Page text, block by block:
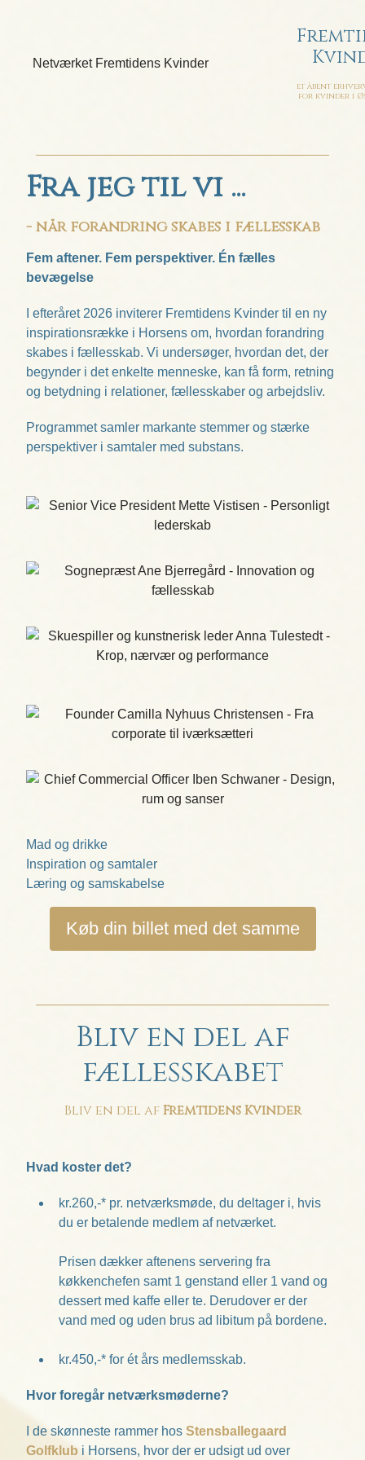
et åbent
for kvinder i
Fra jeg til vi ...
- når forandring skabes i fællesskab
Fem aftener. Fem perspektiver. Én fælles
bevægelse
I efteråret 2026 inviterer Fremtidens Kvinder til en ny
inspirationsrække i Horsens om, hvordan forandring
skabes i fællesskab. Vi undersøger, hvordan det, der
begynder i det enkelte menneske, kan få form, retning
og betydning i relationer, fællesskaber og arbejdsliv.
Programmet samler markante stemmer og stærke
perspektiver i samtaler med substans.
Mad og drikke
Inspiration og samtaler
Læring og samskabelse
Køb din billet med det samme
Bliv en del af
fællesskabet
Bliv en del afFremtidens Kvinder
Hvad koster det?
kr.260,-* pr. netværksmøde, du deltager i, hvis
du er betalende medlem af netværket.
Prisen dækker aftenens servering fra
køkkenchefen samt 1 genstand eller 1 vand og
dessert med kaffe eller te. Derudover er der
vand med og uden brus ad libitum på bordene.
kr.450,-* for ét års medlemsskab.
Hvor foregår netværksmøderne?
I de skønneste rammer hos Stensballegaard
Golfklub i Horsens, hvor der er udsigt ud over